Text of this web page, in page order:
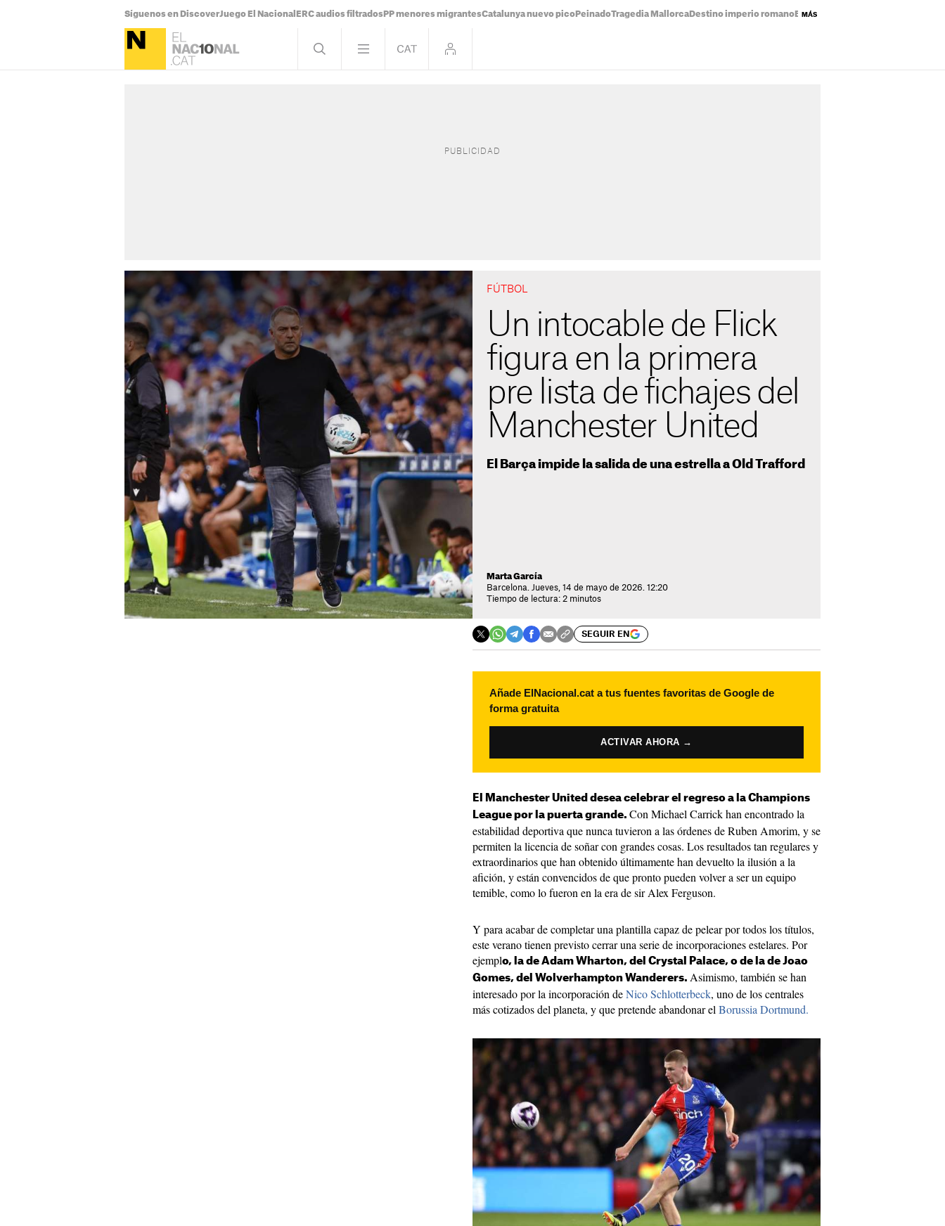
Síguenos en DiscoverJuego El Nacional ERC audios filtrados PP menores migrantesCatalunya nuevo pico PeinadoTragedia Mallorca Destino imperio romano Eclipse solar mapa
MÁS
FÚTBOL
Un intocable de Flick
figura en la primera
pre lista de fichajes del
Manchester United
El Barça impide la salida de una estrella a Old Trafford
Marta García
Barcelona. Jueves, 14 de mayo de 2026. 12:20
Tiempo de lectura: 2 minutos
SEGUIR EN
Añade ElNacional.cat a tus fuentes favoritas de Google de
forma gratuita
ACTIVAR AHORA →
El Manchester United desea celebrar el regreso a la Champions
League por la puerta grande. Con Michael Carrick han encontrado la
estabilidad deportiva que nunca tuvieron a las órdenes de Ruben Amorim, y se
permiten la licencia de soñar con grandes cosas. Los resultados tan regulares y
extraordinarios que han obtenido últimamente han devuelto la ilusión a la
afición, y están convencidos de que pronto pueden volver a ser un equipo
temible, como lo fueron en la era de sir Alex Ferguson.
Y para acabar de completar una plantilla capaz de pelear por todos los títulos,
este verano tienen previsto cerrar una serie de incorporaciones estelares. Por
ejemplo, la de Adam Wharton, del Crystal Palace, o de la de Joao
Gomes, del Wolverhampton Wanderers. Asimismo, también se han
interesado por la incorporación deNico Schlotterbeck, uno de los centrales
más cotizados del planeta, y que pretende abandonar el Borussia Dortmund.